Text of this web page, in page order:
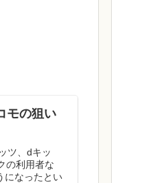
モの狙い
ツ、dキッ
の利用者な
になったとい